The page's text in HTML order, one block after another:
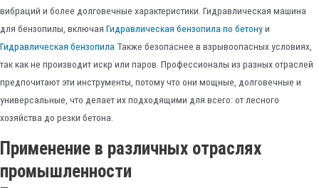
вибраций и более долговечные характеристики. Гидравлическая машина
для бензопилы, включая Гидравлическая бензопила по бетонуи
Гидравлическая бензопила Также безопаснее в взрывоопасных условиях,
так как не производит искр или паров. Профессионалы из разных отраслей
предпочитают эти инструменты, потому что они мощные, долговечные и
универсальные, что делает их подходящими для всего: от лесного
хозяйства до резки бетона.
Применение в различных отраслях
промышленности